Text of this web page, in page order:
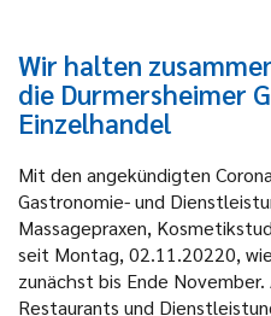
Wir halten
die Durmersheimer
Einzelhandel
Mit den angekündigten
Gastronomie- und
Massagepraxen,
seit Montag, 02.11.20220,
zunächst bis Ende
Restaurants und